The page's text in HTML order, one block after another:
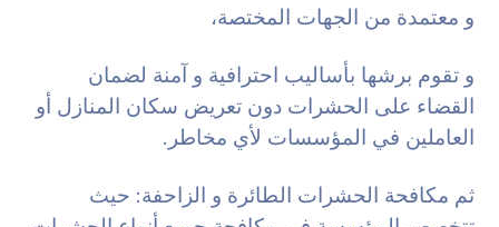
و معتمدة من الجهات المختصة،
و تقوم برشها بأساليب احترافية و آمنة لضمان
القضاء على الحشرات دون تعريض سكان المنازل أو
العاملين في المؤسسات لأي مخاطر.
ثم مكافحة الحشرات الطائرة و الزاحفة: حيث